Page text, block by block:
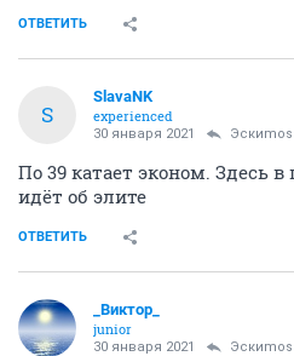
ОТВЕТИТЬ
S
SlavaNK
experienced
30 января 2021 Эскиmos
По 39 катает эконом. Здесь
идёт об элите
ОТВЕТИТЬ
_Виктор_
juniоr
30 января 2021 Эскиmos